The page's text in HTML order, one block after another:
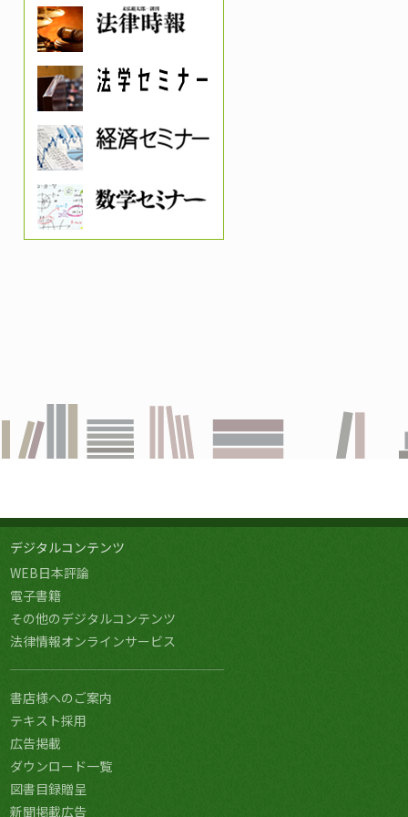
デジタルコンテンツ
WEB日本評論
電子書籍
その他のデジタルコンテンツ
法律情報オンラインサービス
書店様へのご案内
テキスト採用
広告掲載
ダウンロード一覧
図書目録贈呈
新聞掲載広告